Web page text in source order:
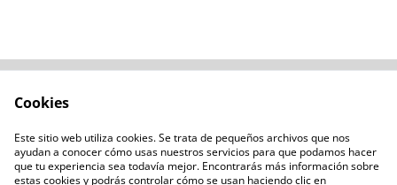
Política de privacidad
Administración de
cookies
Cookies
Este sitio web utiliza cookies. Se trata de pequeños archivos que nos
ayudan a conocer cómo usas nuestros servicios para que podamos hacer
que tu experiencia sea todavía mejor. Encontrarás más información sobre
estas cookies y podrás controlar cómo se usan haciendo clic en